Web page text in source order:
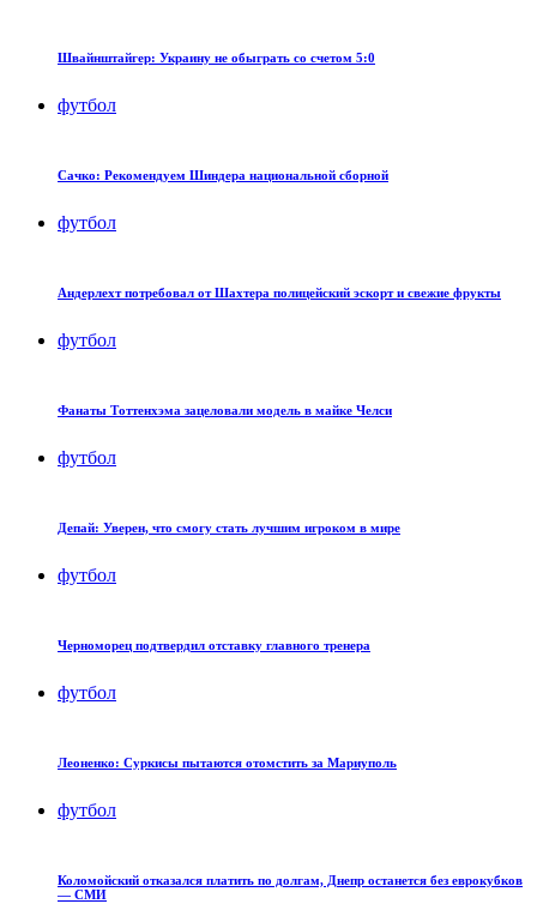
Швайнштайгер: Украину не обыграть со счетом 5:0
футбол
Сачко: Рекомендуем Шиндера национальной сборной
футбол
Андерлехт потребовал от Шахтера полицейский эскорт и свежие фрукты
футбол
Фанаты Тоттенхэма зацеловали модель в майке Челси
футбол
Депай: Уверен, что смогу стать лучшим игроком в мире
футбол
Черноморец подтвердил отставку главного тренера
футбол
Леоненко: Суркисы пытаются отомстить за Мариуполь
футбол
Коломойский отказался платить по долгам, Днепр останется без еврокубков
— СМИ